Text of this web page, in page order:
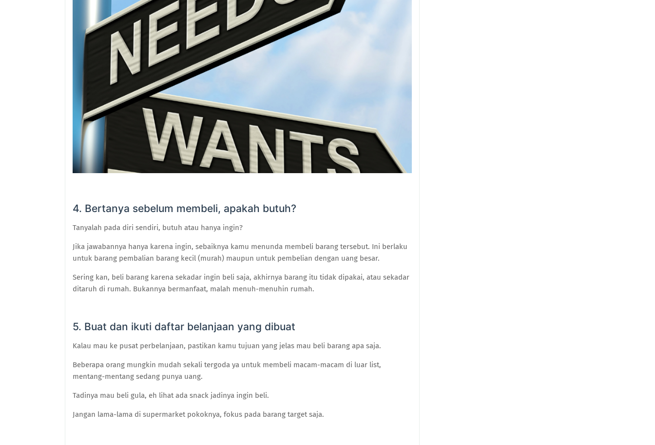
4. Bertanya sebelum membeli, apakah butuh?
Tanyalah pada diri sendiri, butuh atau hanya ingin?
Jika jawabannya hanya karena ingin, sebaiknya kamu menunda membeli barang tersebut. Ini berlaku
untuk barang pembalian barang kecil (murah) maupun untuk pembelian dengan uang besar.
Sering kan, beli barang karena sekadar ingin beli saja, akhirnya barang itu tidak dipakai, atau sekadar
ditaruh di rumah. Bukannya bermanfaat, malah menuh-menuhin rumah.
5. Buat dan ikuti daftar belanjaan yang dibuat
Kalau mau ke pusat perbelanjaan, pastikan kamu tujuan yang jelas mau beli barang apa saja.
Beberapa orang mungkin mudah sekali tergoda ya untuk membeli macam-macam di luar list,
mentang-mentang sedang punya uang.
Tadinya mau beli gula, eh lihat ada snack jadinya ingin beli.
Jangan lama-lama di supermarket pokoknya, fokus pada barang target saja.